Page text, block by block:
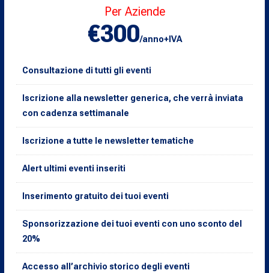
Per Aziende
€300/anno+IVA
Consultazione di tutti gli eventi
Iscrizione alla newsletter generica, che verrà inviata
con cadenza settimanale
Iscrizione a tutte le newsletter tematiche
Alert ultimi eventi inseriti
Inserimento gratuito dei tuoi eventi
Sponsorizzazione dei tuoi eventi con uno sconto del
20%
Accesso all’archivio storico degli eventi